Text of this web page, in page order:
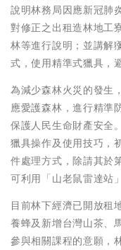
說明林務局因應新冠肺
對修正之出租造林地工
林等進行說明；並講解
式，使用精準式獵具，
為減少森林火災的發生
應愛護森林，進行精準
保護人民生命財產安全
獵具操作及使用技巧，
件處理方式，除請其於
可利用「山老鼠雷達站
目前林下經濟已開放租
養蜂及新增台灣山茶、
參與相關課程的意願，